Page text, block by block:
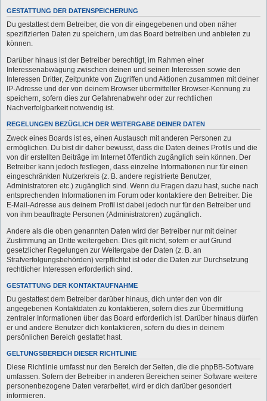
GESTATTUNG DER DATENSPEICHERUNG
Du gestattest dem Betreiber, die von dir eingegebenen und oben näher
spezifizierten Daten zu speichern, um das Board betreiben und anbieten zu
können.
Darüber hinaus ist der Betreiber berechtigt, im Rahmen einer
Interessenabwägung zwischen deinen und seinen Interessen sowie den
Interessen Dritter, Zeitpunkte von Zugriffen und Aktionen zusammen mit deiner
IP-Adresse und der von deinem Browser übermittelter Browser-Kennung zu
speichern, sofern dies zur Gefahrenabwehr oder zur rechtlichen
Nachverfolgbarkeit notwendig ist.
REGELUNGEN BEZÜGLICH DER WEITERGABE DEINER DATEN
Zweck eines Boards ist es, einen Austausch mit anderen Personen zu
ermöglichen. Du bist dir daher bewusst, dass die Daten deines Profils und die
von dir erstellten Beiträge im Internet öffentlich zugänglich sein können. Der
Betreiber kann jedoch festlegen, dass einzelne Informationen nur für einen
eingeschränkten Nutzerkreis (z. B. andere registrierte Benutzer,
Administratoren etc.) zugänglich sind. Wenn du Fragen dazu hast, suche nach
entsprechenden Informationen im Forum oder kontaktiere den Betreiber. Die
E-Mail-Adresse aus deinem Profil ist dabei jedoch nur für den Betreiber und
von ihm beauftragte Personen (Administratoren) zugänglich.
Andere als die oben genannten Daten wird der Betreiber nur mit deiner
Zustimmung an Dritte weitergeben. Dies gilt nicht, sofern er auf Grund
gesetzlicher Regelungen zur Weitergabe der Daten (z. B. an
Strafverfolgungsbehörden) verpflichtet ist oder die Daten zur Durchsetzung
rechtlicher Interessen erforderlich sind.
GESTATTUNG DER KONTAKTAUFNAHME
Du gestattest dem Betreiber darüber hinaus, dich unter den von dir
angegebenen Kontaktdaten zu kontaktieren, sofern dies zur Übermittlung
zentraler Informationen über das Board erforderlich ist. Darüber hinaus dürfen
er und andere Benutzer dich kontaktieren, sofern du dies in deinem
persönlichen Bereich gestattet hast.
GELTUNGSBEREICH DIESER RICHTLINIE
Diese Richtlinie umfasst nur den Bereich der Seiten, die die phpBB-Software
umfassen. Sofern der Betreiber in anderen Bereichen seiner Software weitere
personenbezogene Daten verarbeitet, wird er dich darüber gesondert
informieren.